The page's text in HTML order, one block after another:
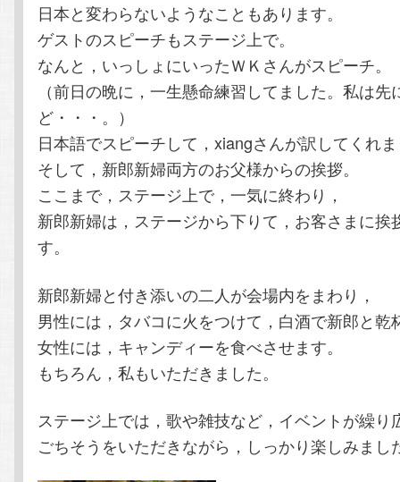
日本と変わらないようなこともあります。
ゲストのスピーチもステージ上で。
なんと，いっしょにいったＷＫさんがスピーチ。
（前日の晩に，一生懸命練習してました。私は先
ど・・・。）
日本語でスピーチして，xiangさんが訳してくれ
そして，新郎新婦両方のお父様からの挨拶。
ここまで，ステージ上で，一気に終わり，
新郎新婦は，ステージから下りて，お客さまに挨
す。
新郎新婦と付き添いの二人が会場内をまわり，
男性には，タバコに火をつけて，白酒で新郎と乾
女性には，キャンディーを食べさせます。
もちろん，私もいただきました。
ステージ上では，歌や雑技など，イベントが繰り
ごちそうをいただきながら，しっかり楽しみまし